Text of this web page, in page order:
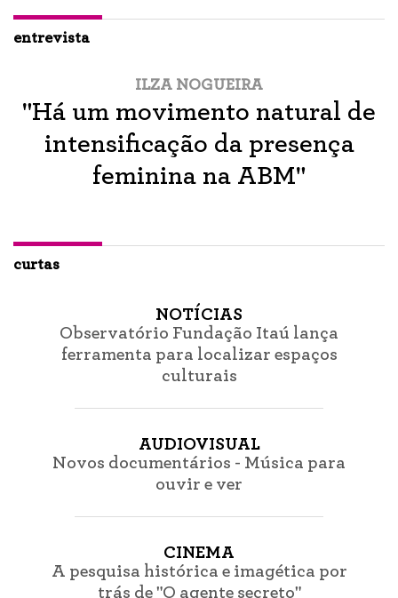
entrevista
ILZA NOGUEIRA
"Há um movimento natural de
intensificação da presença
feminina na ABM"
curtas
NOTÍCIAS
Observatório Fundação Itaú lança
ferramenta para localizar espaços
culturais
AUDIOVISUAL
Novos documentários - Música para
ouvir e ver
CINEMA
A pesquisa histórica e imagética por
trás de "O agente secreto"